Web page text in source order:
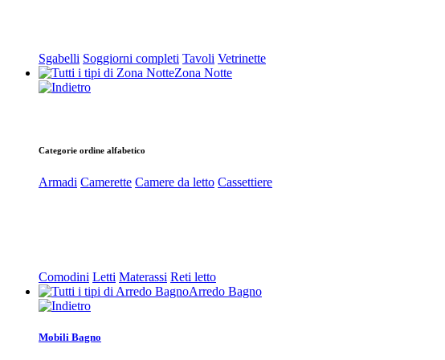
Sgabelli Soggiorni completi Tavoli Vetrinette
Zona Notte
Categorie ordine alfabetico
Armadi Camerette Camere da letto Cassettiere
Comodini Letti Materassi Reti letto
Arredo Bagno
Mobili Bagno